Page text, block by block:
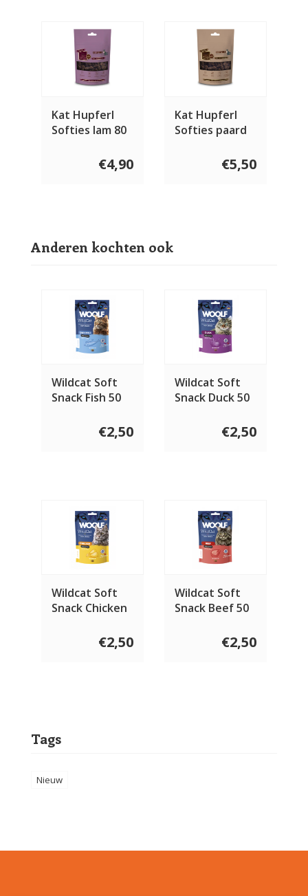
Kat Hupferl
Softies lam 80
€4,90
Kat Hupferl
Softies paard
€5,50
Anderen kochten ook
Wildcat Soft
Snack Fish 50
€2,50
Wildcat Soft
Snack Duck 50
€2,50
Wildcat Soft
Snack Chicken
€2,50
Wildcat Soft
Snack Beef 50
€2,50
Tags
Nieuw